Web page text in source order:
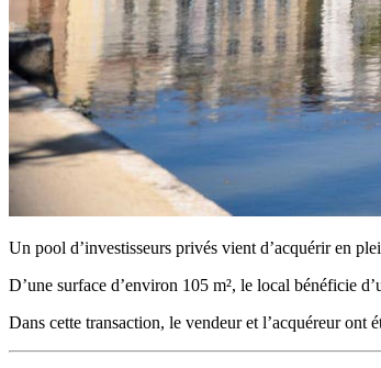
Un pool d’investisseurs privés vient d’acquérir en
D’une surface d’environ 105 m², le local bénéficie
Dans cette transaction, le vendeur et l’acquéreur ont